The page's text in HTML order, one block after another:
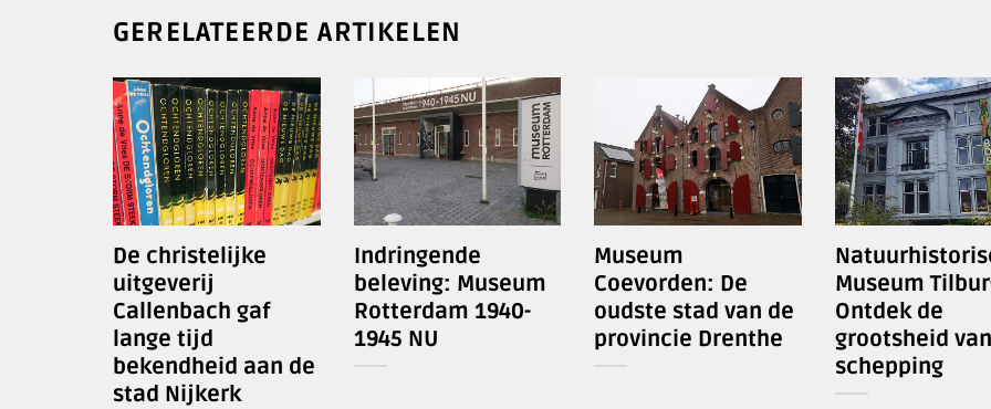
GERELATEERDE ARTIKELEN
De christelijke
uitgeverij
Callenbach gaf
lange tijd
bekendheid aan de
stad Nijkerk
Indringende
beleving: Museum
Rotterdam 1940-
1945 NU
Museum
Coevorden: De
oudste stad van de
provincie Drenthe
Museum
Ontdek de
grootsheid
schepping